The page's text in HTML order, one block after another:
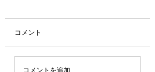
君に何が優れたものが
コメント
コメントを追加…